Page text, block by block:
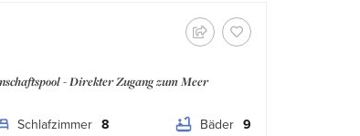
- Direkter Zugang zum Meer
Schlafzimmer 8 Bäder 9